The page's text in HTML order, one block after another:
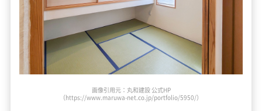
画像引用元：丸和建設 公式HP
（https://www.maruwa-net.co.jp/portfolio/5950/）